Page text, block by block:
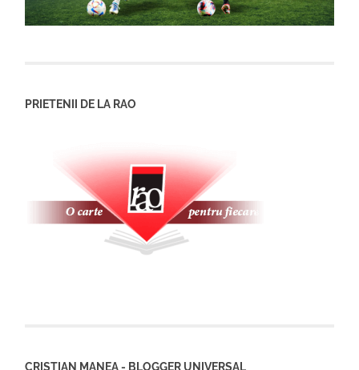
PRIETENII DE LA RAO
CRISTIAN MANEA - BLOGGER UNIVERSAL